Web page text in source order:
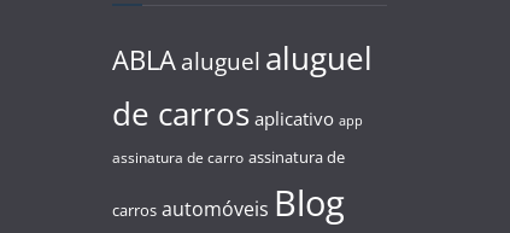
ABLA aluguel aluguel
de carros aplicativo app
assinatura de carro assinatura de
carros automóveis Blog